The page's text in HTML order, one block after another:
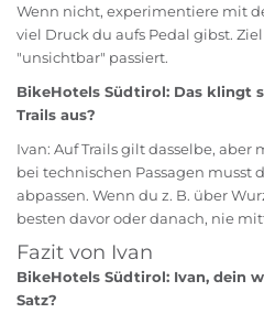
Wenn nicht, experimentiere mit
viel Druck du aufs Pedal gibst.
"unsichtbar" passiert.
BikeHotels Südtirol: Das klingt
Trails aus?
Ivan: Auf Trails gilt dasselbe,
bei technischen Passagen musst
abpassen. Wenn du z. B. über
besten davor oder danach, nie
Fazit von Ivan
BikeHotels Südtirol: Ivan, dein
Satz?